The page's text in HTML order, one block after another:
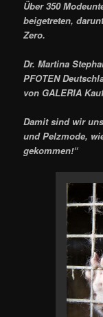
Über 350
beigetreten,
Zero.
Dr. Martina
PFOTEN
von GALERIA
Damit sind wir
und Pelzmode,
gekommen!“